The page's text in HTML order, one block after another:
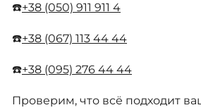
☎️+38 (050) 911 911 4
☎️+38 (067) 113 44 44
☎️+38 (095) 276 44 44
Проверим, что всё подходит